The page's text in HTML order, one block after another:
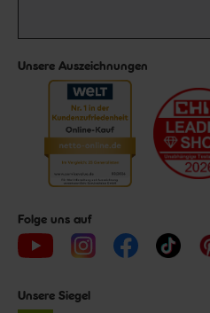
Unsere Auszeichnungen
Folge uns auf
Unsere Siegel